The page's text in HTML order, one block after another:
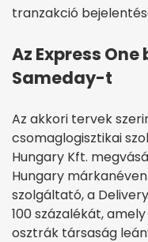
tranzakció
Az Express
Sameday-t
Az akkori tervek
csomaglogisztikai
Hungary Kft.
Hungary
szolgáltató, a
100 százalékát,
osztrák társaság